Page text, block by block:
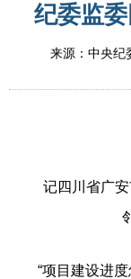
纪委监
来源：中央纪
记四川省广安
“项目建设进度